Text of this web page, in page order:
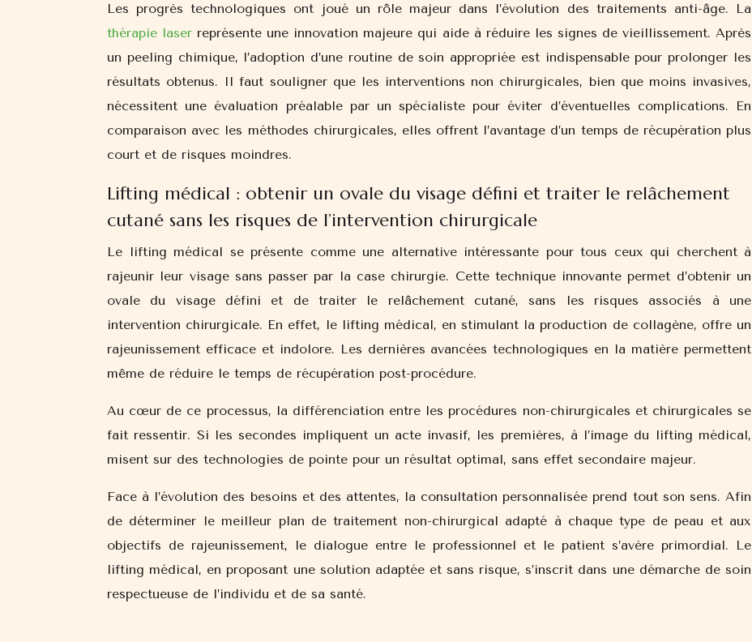
Les progrès technologiques ont joué un rôle majeur dans l’évolution des traitements anti-âge. La
thérapie laser représente une innovation majeure qui aide à réduire les signes de vieillissement. Après
un peeling chimique, l’adoption d’une routine de soin appropriée est indispensable pour prolonger les
résultats obtenus. Il faut souligner que les interventions non chirurgicales, bien que moins invasives,
nécessitent une évaluation préalable par un spécialiste pour éviter d’éventuelles complications. En
comparaison avec les méthodes chirurgicales, elles offrent l’avantage d’un temps de récupération plus
court et de risques moindres.
Lifting médical : obtenir un ovale du visage défini et traiter le relâchement
cutané sans les risques de l’intervention chirurgicale
Le lifting médical se présente comme une alternative intéressante pour tous ceux qui cherchent à
rajeunir leur visage sans passer par la case chirurgie. Cette technique innovante permet d’obtenir un
ovale du visage défini et de traiter le relâchement cutané, sans les risques associés à une
intervention chirurgicale. En effet, le lifting médical, en stimulant la production de collagène, offre un
rajeunissement efficace et indolore. Les dernières avancées technologiques en la matière permettent
même de réduire le temps de récupération post-procédure.
Au cœur de ce processus, la différenciation entre les procédures non-chirurgicales et chirurgicales se
fait ressentir. Si les secondes impliquent un acte invasif, les premières, à l’image du lifting médical,
misent sur des technologies de pointe pour un résultat optimal, sans effet secondaire majeur.
Face à l’évolution des besoins et des attentes, la consultation personnalisée prend tout son sens. Afin
de déterminer le meilleur plan de traitement non-chirurgical adapté à chaque type de peau et aux
objectifs de rajeunissement, le dialogue entre le professionnel et le patient s’avère primordial. Le
lifting médical, en proposant une solution adaptée et sans risque, s’inscrit dans une démarche de soin
respectueuse de l’individu et de sa santé.